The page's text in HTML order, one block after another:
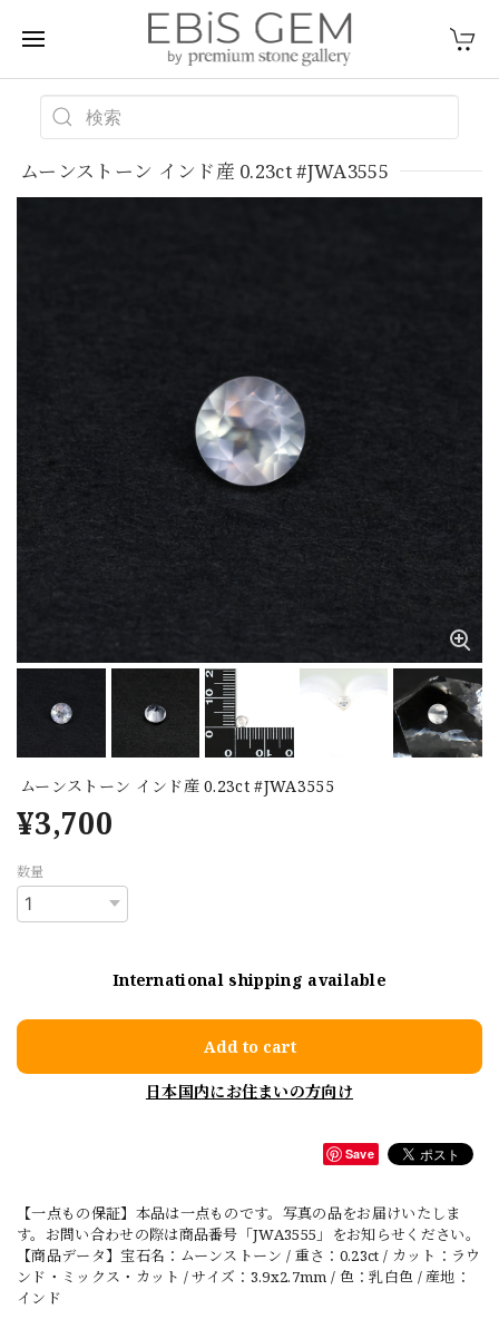
ムーンストーン インド産 0.23ct #JWA3555
ムーンストーン インド産 0.23ct #JWA3555
¥3,700
数量
International shipping available
Add to cart
日本国内にお住まいの方向け
Save
【一点もの保証】本品は一点ものです。写真の品をお届けいたしま
す。お問い合わせの際は商品番号「JWA3555」をお知らせください。
【商品データ】宝石名：ムーンストーン / 重さ：0.23ct / カット：ラウ
ンド・ミックス・カット / サイズ：3.9x2.7mm / 色：乳白色 / 産地：
インド